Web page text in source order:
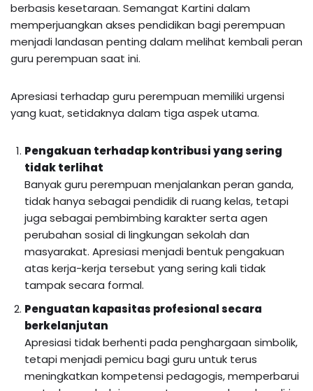
berbasis kesetaraan. Semangat Kartini dalam
memperjuangkan akses pendidikan bagi perempuan
menjadi landasan penting dalam melihat kembali peran
guru perempuan saat ini.
Apresiasi terhadap guru perempuan memiliki urgensi
yang kuat, setidaknya dalam tiga aspek utama.
Pengakuan terhadap kontribusi yang sering
tidak terlihat
Banyak guru perempuan menjalankan peran ganda,
tidak hanya sebagai pendidik di ruang kelas, tetapi
juga sebagai pembimbing karakter serta agen
perubahan sosial di lingkungan sekolah dan
masyarakat. Apresiasi menjadi bentuk pengakuan
atas kerja-kerja tersebut yang sering kali tidak
tampak secara formal.
Penguatan kapasitas profesional secara
berkelanjutan
Apresiasi tidak berhenti pada penghargaan simbolik,
tetapi menjadi pemicu bagi guru untuk terus
meningkatkan kompetensi pedagogis, memperbarui